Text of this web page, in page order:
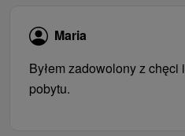
Maria
Byłem zadowolony z
pobytu.